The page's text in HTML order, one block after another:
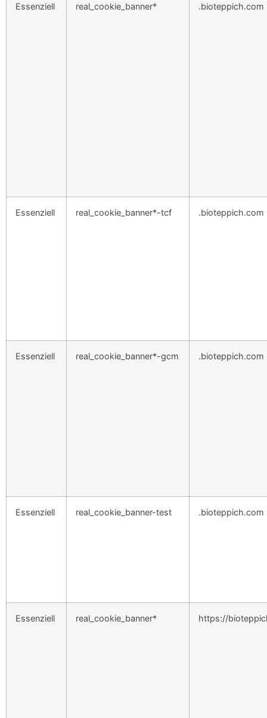
Essenziell real_cookie_banner* .bioteppich.com
Essenziell real_cookie_banner*-tcf .bioteppich.com
Essenziell real_cookie_banner*-gcm .bioteppich.com
Essenziell real_cookie_banner-test .bioteppich.com
Essenziell real_cookie_banner* https://